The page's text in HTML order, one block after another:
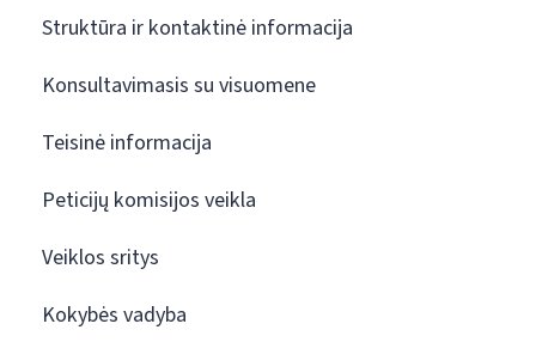
Struktūra ir kontaktinė informacija
Konsultavimasis su visuomene
Teisinė informacija
Peticijų komisijos veikla
Veiklos sritys
Kokybės vadyba